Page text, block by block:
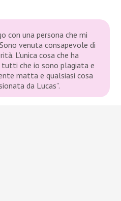
con una persona che mi
venuta consapevole di
L’unica cosa che ha
che io sono plagiata e
matta e qualsiasi cosa
da Lucas”.